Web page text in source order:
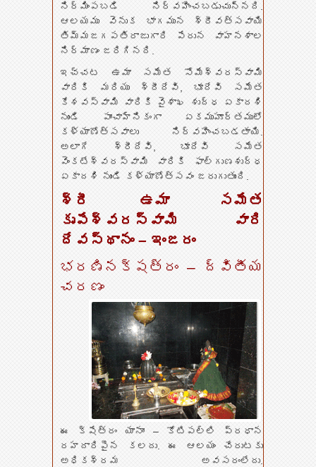
నిర్మింపబడి నిర్వహించబడుచున్నది.
ఆలయము వెనుక భాగమున శ్రీవత్సవాయి
తిమ్మజగపతిరాజుగారి పేరున వాహనశాల
నిర్మాణం జరిగినది.
ఇచ్చట ఉమా సమేత సోమేశ్వరస్వామి
వారికి మరియు శ్రీదేవి, భూదేవి సమేత
కేశవస్వామి వారికి వైశాఖ శుద్ధ ఏకాదశి
నుండి పాంచాహ్నికంగా ఏకముహూర్తములో
కళ్యాణోత్సవాలు నిర్వహించబడతాయి.
అలాగే శ్రీదేవి, భూదేవి సమేత
వెంకటేశ్వరస్వామి వారికి ఫాల్గుణశుద్ధ
ఏకాదశి నుండి కళ్యాణోత్సవం జరుగుతుంది.
శ్రీ ఉమా సమేత
కృపేశ్వరస్వామి వారి
దేవస్థానం – ఇంజరం
భరణినక్షత్రం – ద్వితీయ
చరణం
ఈ క్షేత్రం యానాం – కోటిపల్లి ప్రధాన
రహదారిపైన కలదు. ఈ ఆలయం చేరుటకు
అధికశ్రమ అవసరంలేదు.